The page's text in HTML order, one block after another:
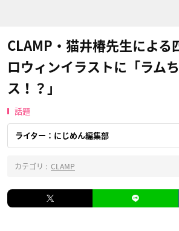
CLAMP・猫井椿先生による
ロウィンイラストに「ラム
ス！？」
話題
ライター：にじめん編集部
カテゴリ : CLAMP